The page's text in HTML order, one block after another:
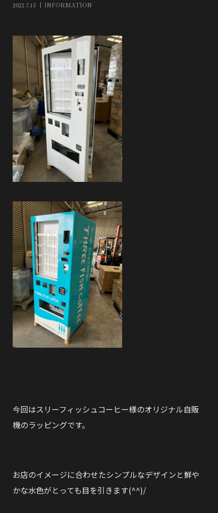
2022.7.15 INFORMATION
今回はスリーフィッシュコーヒー様のオリジナル自販
機のラッピングです。
お店のイメージに合わせたシンプルなデザインと鮮や
かな水色がとっても目を引きます(^^)/